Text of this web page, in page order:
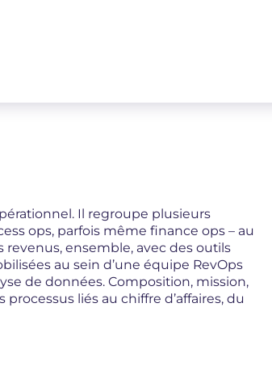
Il regroupe plusieurs
ops, parfois même finance ops – au
revenus, ensemble, avec des outils
au sein d’une équipe RevOps
de données. Composition, mission,
liés au chiffre d’affaires, du